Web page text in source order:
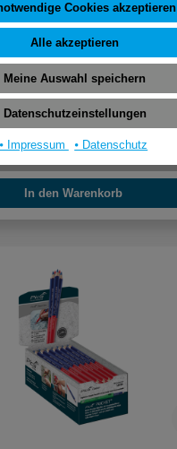
Pica Fine-Dry Marker
(pro 1 Stück)
In den Warenkorb
Cookies akzeptieren
Alle akzeptieren
Meine Auswahl speichern
Datenschutzeinstellungen
⦁ Impressum ⦁ Datenschutz